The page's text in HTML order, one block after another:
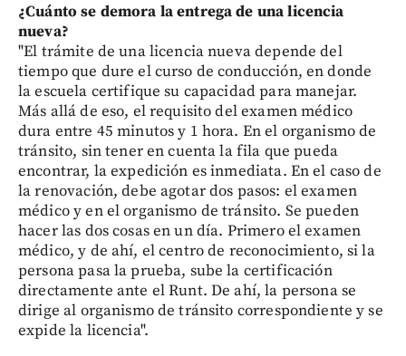
¿Cuánto se demora la entrega de una licencia
nueva?
"El trámite de una licencia nueva depende del
tiempo que dure el curso de conducción, en donde
la escuela certifique su capacidad para manejar.
Más allá de eso, el requisito del examen médico
dura entre 45 minutos y 1 hora. En el organismo de
tránsito, sin tener en cuenta la fila que pueda
encontrar, la expedición es inmediata. En el caso de
la renovación, debe agotar dos pasos: el examen
médico y en el organismo de tránsito. Se pueden
hacer las dos cosas en un día. Primero el examen
médico, y de ahí, el centro de reconocimiento, si la
persona pasa la prueba, sube la certificación
directamente ante el Runt. De ahí, la persona se
dirige al organismo de tránsito correspondiente y se
expide la licencia".